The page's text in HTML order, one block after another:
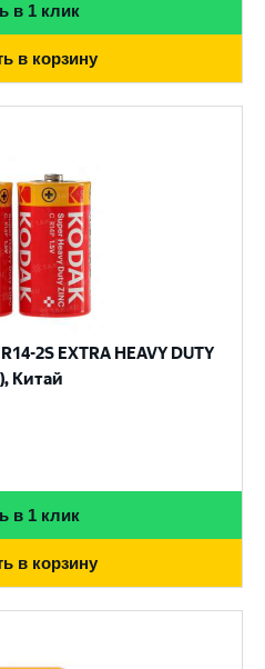
в 1 клик
в корзину
2S EXTRA HEAVY DUTY
Китай
в 1 клик
в корзину